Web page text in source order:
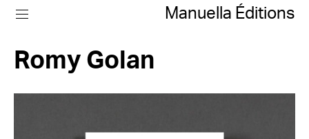
Manuella Éditions
Romy Golan